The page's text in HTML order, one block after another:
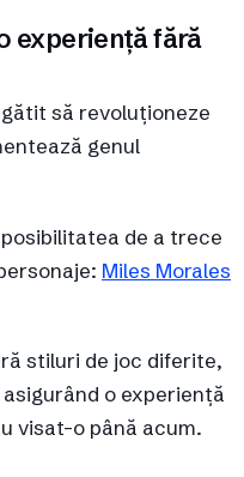
experiență fără
să revoluționeze
genul
de a trece
Miles Morales
stiluri de joc diferite,
o experiență
visat-o până acum.